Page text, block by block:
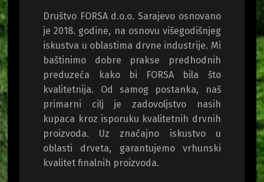
Društvo FORSA d.o.o. Sarajevo osnovano
je 2018. godine, na osnovu višegodišnjeg
iskustva u oblastima drvne industrije. Mi
baštinimo dobre prakse predhodnih
preduzeća kako bi FORSA bila što
kvalitetnija. Od samog postanka, naš
primarni cilj je zadovoljstvo nasih
kupaca kroz isporuku kvalitetnih drvnih
proizvoda. Uz značajno iskustvo u
oblasti drveta, garantujemo vrhunski
kvalitet finalnih proizvoda.